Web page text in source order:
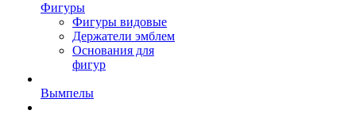
Фигуры
Фигуры видовые
Держатели эмблем
Основания для
фигур
Вымпелы